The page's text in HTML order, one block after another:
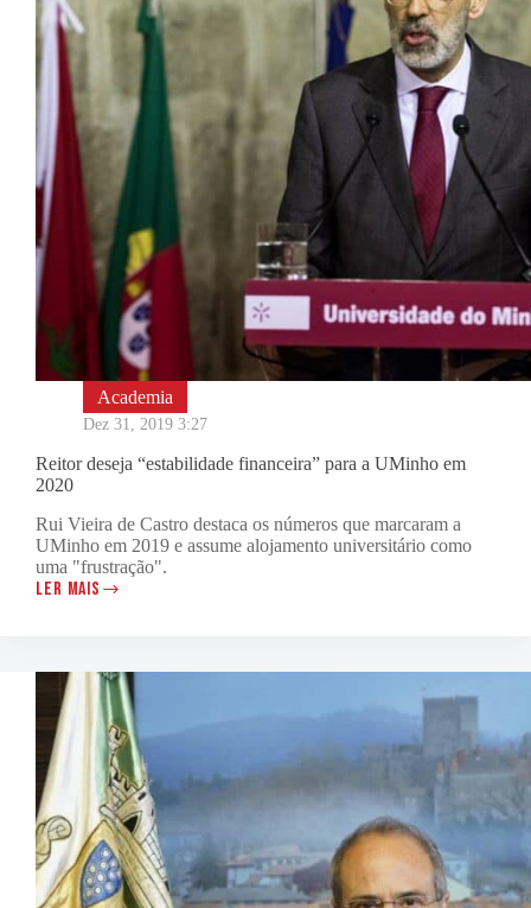
A
MÚSICA
BRACARENSE
Academia
Dez 31, 2019 3:27
Reitor deseja “estabilidade financeira” para a UMinho em
2020
Rui Vieira de Castro destaca os números que marcaram a
UMinho em 2019 e assume alojamento universitário como
uma "frustração".
LER MAIS
REITOR
PARA
UMINHO
EM
2020